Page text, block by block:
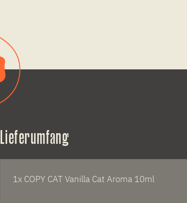
Lieferumfang
1x COPY CAT Vanilla Cat Aroma 10ml